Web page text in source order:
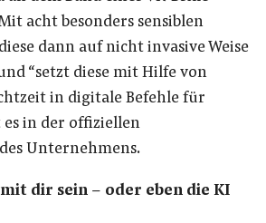
acht besonders sensiblen
dann auf nicht invasive Weise
“setzt diese mit Hilfe von
in digitale Befehle für
es in der offiziellen
Unternehmens.
dir sein – oder eben die KI